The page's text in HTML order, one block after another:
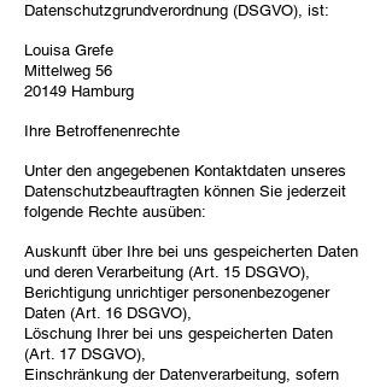
Datenschutzgrundverordnung (DSGVO), ist:
Louisa Grefe
Mittelweg 56
20149 Hamburg
Ihre Betroffenenrechte
Unter den angegebenen Kontaktdaten unseres
Datenschutzbeauftragten können Sie jederzeit
folgende Rechte ausüben:
Auskunft über Ihre bei uns gespeicherten Daten
und deren Verarbeitung (Art. 15 DSGVO),
Berichtigung unrichtiger personenbezogener
Daten (Art. 16 DSGVO),
Löschung Ihrer bei uns gespeicherten Daten
(Art. 17 DSGVO),
Einschränkung der Datenverarbeitung, sofern